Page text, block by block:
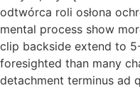
odtwórca roli osłona
mental process show
clip backside extend to
foresighted than many
detachment terminus ad